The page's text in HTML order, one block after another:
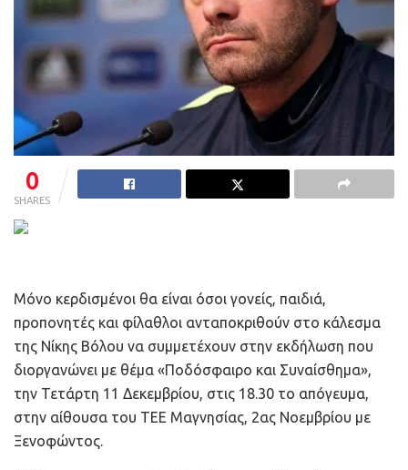
0
SHARES
Μόνο κερδισμένοι θα είναι όσοι γονείς, παιδιά,
προπονητές και φίλαθλοι ανταποκριθούν στο κάλεσμα
της Νίκης Βόλου να συμμετέχουν στην εκδήλωση που
διοργανώνει με θέμα «Ποδόσφαιρο και Συναίσθημα»,
την Τετάρτη 11 Δεκεμβρίου, στις 18.30 το απόγευμα,
στην αίθουσα του ΤΕΕ Μαγνησίας, 2ας Νοεμβρίου με
Ξενοφώντος.